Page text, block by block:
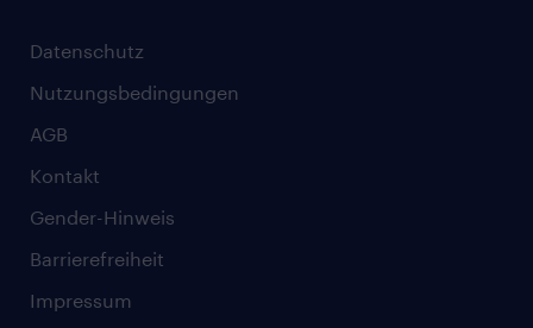
Datenschutz
Nutzungsbedingungen
AGB
Kontakt
Gender-Hinweis
Barrierefreiheit
Impressum